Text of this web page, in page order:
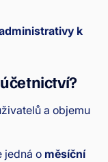
k
a objemu
jedná o měsíční